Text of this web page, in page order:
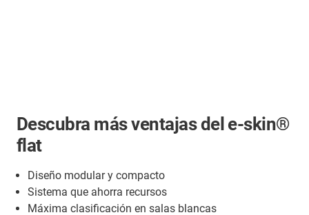
Descubra más ventajas del e-skin®
flat
Diseño modular y compacto
Sistema que ahorra recursos
Máxima clasificación en salas blancas